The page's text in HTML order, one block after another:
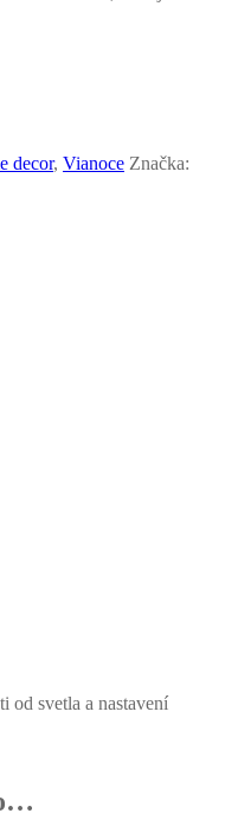
decor, Vianoce Značka:
od svetla a nastavení